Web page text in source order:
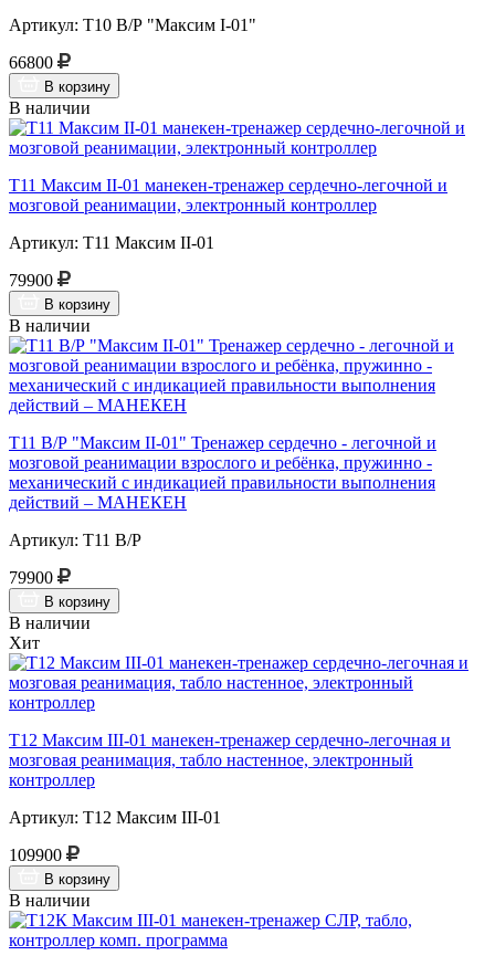
Артикул: Т10 В/Р "Максим I-01"
66800
В корзину
В наличии
Т11 Максим II-01 манекен-тренажер сердечно-легочной и
мозговой реанимации, электронный контроллер
Артикул: Т11 Максим II-01
79900
В корзину
В наличии
Т11 В/Р "Максим II-01" Тренажер сердечно - легочной и
мозговой реанимации взрослого и ребёнка, пружинно -
механический с индикацией правильности выполнения
действий – МАНЕКЕН
Артикул: Т11 В/Р
79900
В корзину
В наличии
Хит
Т12 Максим III-01 манекен-тренажер сердечно-легочная и
мозговая реанимация, табло настенное, электронный
контроллер
Артикул: Т12 Максим III-01
109900
В корзину
В наличии